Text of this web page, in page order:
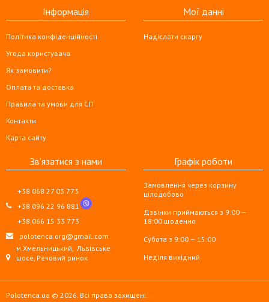
Інформація
Політика конфіденційності
Угода користувача
Як замовити?
Оплата та доставка
Правила та умови для СП
Контакти
Карта сайту
Мої данні
Надіслати скаргу
Зв'язатися з нами
+38 068 27 03 773
+38 096 22 96 881
+38 066 15 33 773
polotenca.org@gmail.com
м.Хмельницький,
Львівське
шосе, Речовий ринок
Графік роботи
Замовлення через корзину
цілодобово
Дзвінки приймаються з 9:00 —
18:00 щоденно
Субота з 9:00 — 15:00
Неділя вихідний
Polotenca.ua © 2026. Всі права захищені.